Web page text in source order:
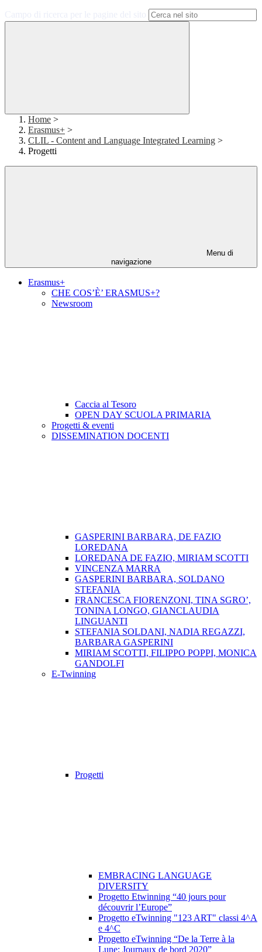
Home >
Erasmus+ >
CLIL - Content and Language Integrated Learning >
Progetti
Menu di
navigazione
Erasmus+
CHE COS’È’ ERASMUS+?
Newsroom
Caccia al Tesoro
OPEN DAY SCUOLA PRIMARIA
Progetti & eventi
DISSEMINATION DOCENTI
GASPERINI BARBARA, DE FAZIO
LOREDANA
LOREDANA DE FAZIO, MIRIAM SCOTTI
VINCENZA MARRA
GASPERINI BARBARA, SOLDANO
STEFANIA
FRANCESCA FIORENZONI, TINA SGRO’,
TONINA LONGO, GIANCLAUDIA
LINGUANTI
STEFANIA SOLDANI, NADIA REGAZZI,
BARBARA GASPERINI
MIRIAM SCOTTI, FILIPPO POPPI, MONICA
GANDOLFI
E-Twinning
Progetti
EMBRACING LANGUAGE
DIVERSITY
Progetto Etwinning “40 jours pour
découvrir l’Europe”
Progetto eTwinning "123 ART" classi 4^A
e 4^C
Progetto eTwinning “De la Terre à la
Lune: Journaux de bord 2020”